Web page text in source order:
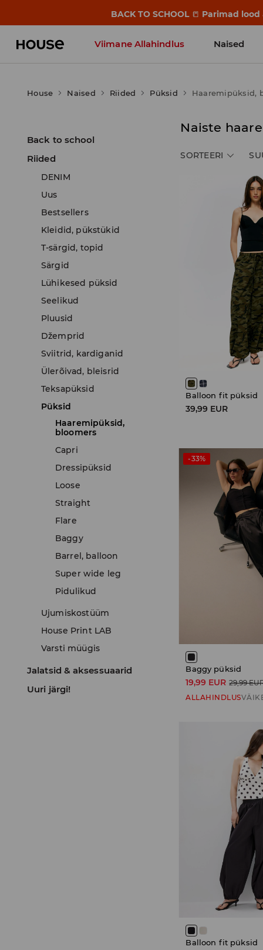
BACK TO SCHOOL 📒 Parimad
Viimane Allahindlus Naised
House Naised Riided Püksid Haaremipüksid,
Back to school
Riided
DENIM
Uus
Bestsellers
Kleidid, pükstükid
T-särgid, topid
Särgid
Lühikesed püksid
Seelikud
Pluusid
Džemprid
Sviitrid, kardiganid
Ülerõivad, bleisrid
Teksapüksid
Püksid
Haaremipüksid,
bloomers
Capri
Dressipüksid
Loose
Straight
Flare
Baggy
Barrel, balloon
Super wide leg
Pidulikud
Ujumiskostüüm
House Print LAB
Varsti müügis
Jalatsid & aksessuaarid
Uuri järgi!
Naiste
SORTEERI
Balloon fit püksid
39,99 EUR
-33%
Baggy püksid
19,99 EUR 29,99
ALLAHINDLUS
Balloon fit püksid